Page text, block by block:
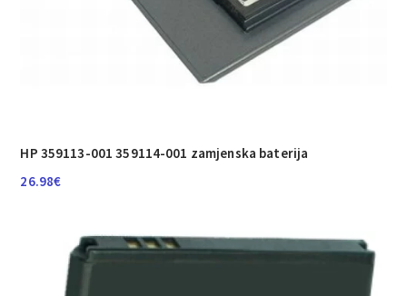
HP 359113-001 359114-001 zamjenska baterija
26.98€